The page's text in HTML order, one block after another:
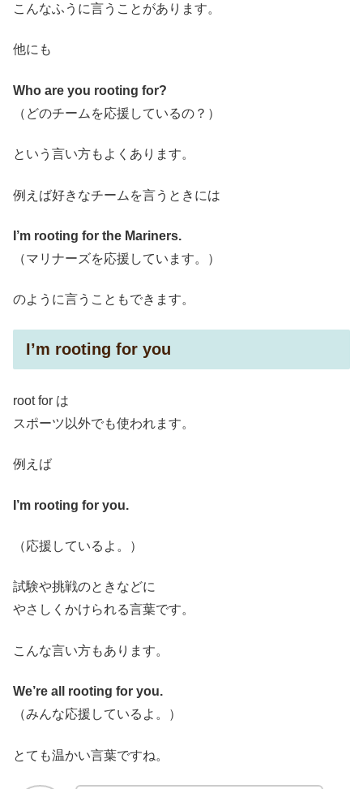
こんなふうに言うことがあります。
他にも
Who are you rooting for?
（どのチームを応援しているの？）
という言い方もよくあります。
例えば好きなチームを言うときには
I’m rooting for the Mariners.
（マリナーズを応援しています。）
のように言うこともできます。
I’m rooting for you
root for は
スポーツ以外でも使われます。
例えば
I’m rooting for you.
（応援しているよ。）
試験や挑戦のときなどに
やさしくかけられる言葉です。
こんな言い方もあります。
We’re all rooting for you.
（みんな応援しているよ。）
とても温かい言葉ですね。